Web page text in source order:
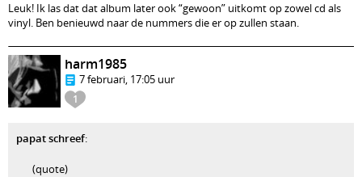
Leuk! Ik las dat dat album later ook “gewoon” uitkomt op zowel cd als
vinyl. Ben benieuwd naar de nummers die er op zullen staan.
1
harm1985
7 februari, 17:05 uur
papat schreef:
(quote)